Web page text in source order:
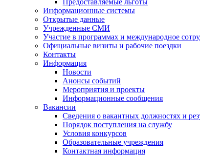
Предоставляемые льготы
Информационные системы
Открытые данные
Учрежденные СМИ
Участие в программах и международное
Официальные визиты и рабочие поездки
Контакты
Информация
Новости
Анонсы событий
Мероприятия и проекты
Информационные сообщения
Вакансии
Сведения о вакантных должностях и
Порядок поступления на службу
Условия конкурсов
Образовательные учреждения
Контактная информация